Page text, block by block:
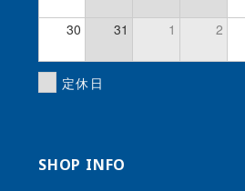
30 31 1 2
定休日
SHOP INFO